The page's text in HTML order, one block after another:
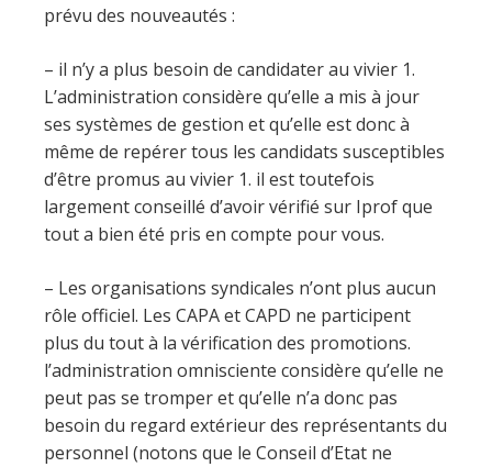
prévu des nouveautés :
– il n’y a plus besoin de candidater au vivier 1.
L’administration considère qu’elle a mis à jour
ses systèmes de gestion et qu’elle est donc à
même de repérer tous les candidats susceptibles
d’être promus au vivier 1. il est toutefois
largement conseillé d’avoir vérifié sur Iprof que
tout a bien été pris en compte pour vous.
– Les organisations syndicales n’ont plus aucun
rôle officiel. Les CAPA et CAPD ne participent
plus du tout à la vérification des promotions.
l’administration omnisciente considère qu’elle ne
peut pas se tromper et qu’elle n’a donc pas
besoin du regard extérieur des représentants du
personnel (notons que le Conseil d’Etat ne